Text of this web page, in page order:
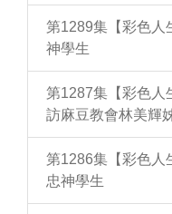
第1289集【彩色人
神學生
第1287集【彩色人
訪麻豆教會林美輝
第1286集【彩色人
忠神學生